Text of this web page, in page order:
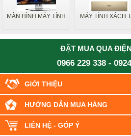
MÀN HÌNH MÁY TÍNH MÁY TÍNH XÁCH
ĐẶT MUA QUA
0966 229 338 -
GIỚI THIỆU
HƯỚNG DẪN MUA HÀNG
LIÊN HỆ - GÓP Ý